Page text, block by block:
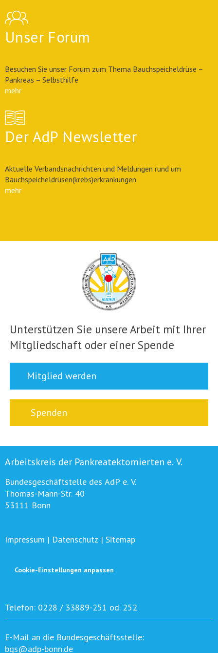
Unser Forum
Besuchen Sie unser Forum zum Thema Bauchspeicheldrüse –
Pankreas – Selbsthilfe
mehr
Der AdP Newsletter
Aktuelle Verbandsnachrichten und Meldungen rund um
Bauchspeicheldrüsen(krebs)erkrankungen
mehr
Unterstützen Sie unsere Arbeit mit Ihrer
Mitgliedschaft oder einer Spende
Mitglied werden
Spenden
Arbeitskreis der Pankreatektomierten e. V.
Bundesgeschäftstelle des AdP e. V.
Thomas-Mann-Str. 40
53111 Bonn
Impressum | Datenschutz | Sitemap
Cookie-Einstellungen anpassen
Telefon: 0228 / 33889-251 od. 252
E-Mail an die Bundesgeschäftsstelle:
bgs@adp-bonn.de